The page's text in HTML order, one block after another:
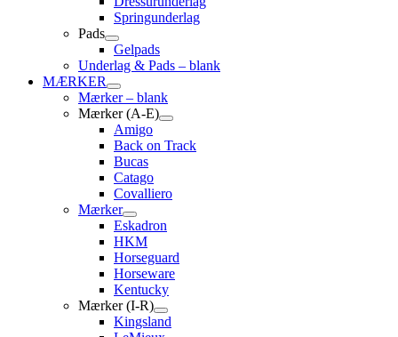
Springunderlag
Pads
Gelpads
Underlag & Pads – blank
MÆRKER
Mærker – blank
Mærker (A-E)
Amigo
Back on Track
Bucas
Catago
Covalliero
Mærker
Eskadron
HKM
Horseguard
Horseware
Kentucky
Mærker (I-R)
Kingsland